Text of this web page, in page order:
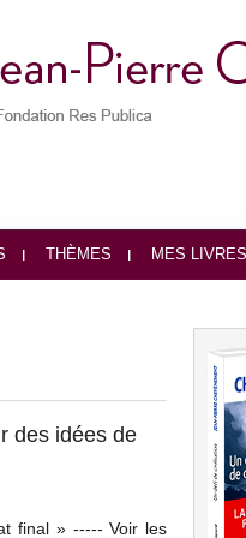
THÈMES MES LIVRES
des idées de
final » ----- Voir les